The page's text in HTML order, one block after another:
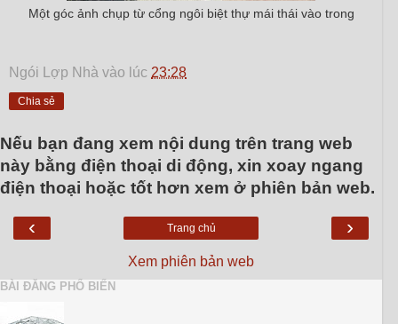
Một góc ảnh chụp từ cổng ngôi biệt thự mái thái vào trong
Ngói Lợp Nhà vào lúc 23:28
Chia sẻ
Nếu bạn đang xem nội dung trên trang web
này bằng điện thoại di động, xin xoay ngang
điện thoại hoặc tốt hơn xem ở phiên bản web.
‹ ›
Trang chủ
Xem phiên bản web
BÀI ĐĂNG PHỔ BIẾN